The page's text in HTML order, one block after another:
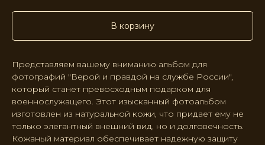
В корзину
Представляем вашему вниманию альбом для
фотографий "Верой и правдой на службе России",
который станет превосходным подарком для
военнослужащего. Этот изысканный фотоальбом
изготовлен из натуральной кожи, что придает ему не
только элегантный внешний вид, но и долговечность.
Кожаный материал обеспечивает надежную защиту